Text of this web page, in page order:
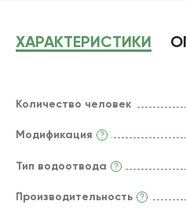
ХАРАКТЕРИСТИКИ
Количество человек
Модификация
Тип водоотвода
Производительность